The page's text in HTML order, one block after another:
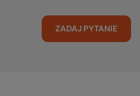
ZADAJ PYTANIE